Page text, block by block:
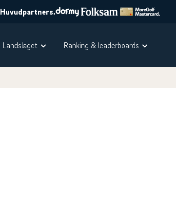
Huvudpartners.
Landslaget Ranking & leaderboards